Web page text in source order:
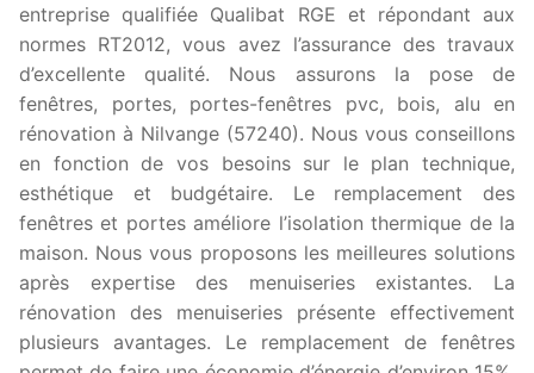
entreprise qualifiée Qualibat RGE et répondant aux
normes RT2012, vous avez l’assurance des travaux
d’excellente qualité. Nous assurons la pose de
fenêtres, portes, portes-fenêtres pvc, bois, alu en
rénovation à Nilvange (57240). Nous vous conseillons
en fonction de vos besoins sur le plan technique,
esthétique et budgétaire. Le remplacement des
fenêtres et portes améliore l’isolation thermique de la
maison. Nous vous proposons les meilleures solutions
après expertise des menuiseries existantes. La
rénovation des menuiseries présente effectivement
plusieurs avantages. Le remplacement de fenêtres